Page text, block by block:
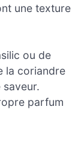
une texture
ou de
la coriandre
saveur.
parfum